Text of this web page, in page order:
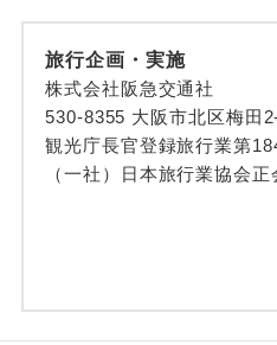
旅行企画・実施
株式会社阪急交通社
530-8355 大阪市北区梅田
観光庁長官登録旅行業第
（一社）日本旅行業協会正